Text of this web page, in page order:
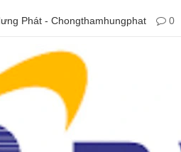
Phát - Chongthamhungphat 0